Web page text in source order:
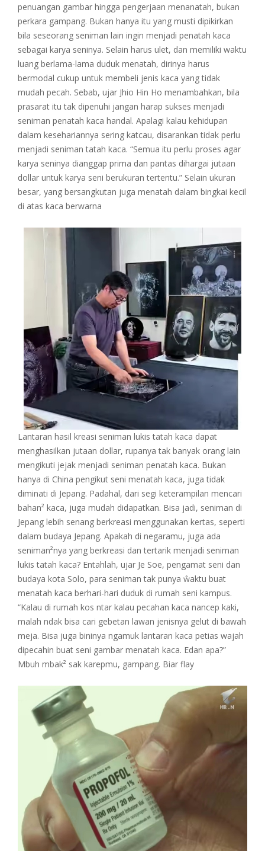
penuangan gambar hingga pengerjaan menanatah, bukan
perkara gampang. Bukan hanya itu yang musti dipikirkan
bila seseorang seniman lain ingin menjadi penatah kaca
sebagai karya seninya. Selain harus ulet, dan memiliki waktu
luang berlama-lama duduk menatah, dirinya harus
bermodal cukup untuk membeli jenis kaca yang tidak
mudah pecah. Sebab, ujar Jhio Hin Ho menambahkan, bila
prasarat itu tak dipenuhi jangan harap sukses menjadi
seniman penatah kaca handal. Apalagi kalau kehidupan
dalam kesehariannya sering katcau, disarankan tidak perlu
menjadi seniman tatah kaca. “Semua itu perlu proses agar
karya seninya dianggap prima dan pantas dihargai jutaan
dollar untuk karya seni berukuran tertentu.” Selain ukuran
besar, yang bersangkutan juga menatah dalam bingkai kecil
di atas kaca berwarna
Lantaran hasil kreasi seniman lukis tatah kaca dapat
menghasilkan jutaan dollar, rupanya tak banyak orang lain
mengikuti jejak menjadi seniman penatah kaca. Bukan
hanya di China pengikut seni menatah kaca, juga tidak
diminati di Jepang. Padahal, dari segi keterampilan mencari
bahan² kaca, juga mudah didapatkan. Bisa jadi, seniman di
Jepang lebih senang berkreasi menggunakan kertas, seperti
dalam budaya Jepang. Apakah di negaramu, juga ada
seniman²nya yang berkreasi dan tertarik menjadi seniman
lukis tatah kaca? Entahlah, ujar Je Soe, pengamat seni dan
budaya kota Solo, para seniman tak punya ŵaktu buat
menatah kaca berhari-hari duduk di rumah seni kampus.
“Kalau di rumah kos ntar kalau pecahan kaca nancep kaki,
malah ndak bisa cari gebetan lawan jenisnya gelut di bawah
meja. Bisa juga bininya ngamuk lantaran kaca petias wajah
dipecahin buat seni gambar menatah kaca. Edan apa?”
Mbuh mbak² sak karepmu, gampang. Biar flay